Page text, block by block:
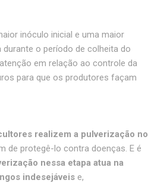
inóculo inicial e uma maior
o período de colheita do
em relação ao controle da
para que os produtores façam
realizem a pulverização no
de protegê-lo contra doenças. E é
nessa etapa atua na
indesejáveis e,